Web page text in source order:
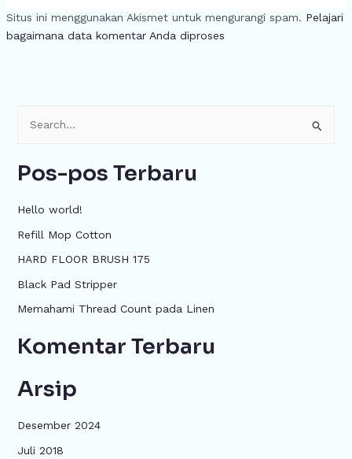
Situs ini menggunakan Akismet untuk mengurangi spam. Pelajari
bagaimana data komentar Anda diproses
u
n
t
u
k
Pos-pos Terbaru
Hello world!
Refill Mop Cotton
HARD FLOOR BRUSH 175
Black Pad Stripper
Memahami Thread Count pada Linen
Komentar Terbaru
Arsip
Desember 2024
Juli 2018